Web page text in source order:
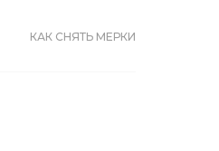
КАК СНЯТЬ МЕРКИ